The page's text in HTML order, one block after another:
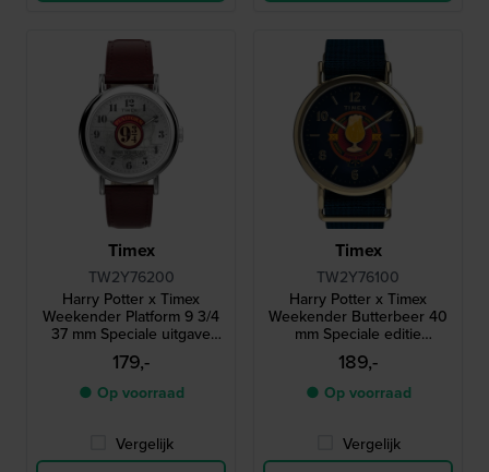
Timex
TW2Y76200
Harry Potter x Timex
Weekender Platform 9 3/4
37 mm Speciale uitgave
quartzhorloge met
wijzerplaat in Harry Potter-
thema
179,-
● Op voorraad
Vergelijk
Timex
TW2Y76100
Harry Potter x Timex
Weekender Butterbeer 40
mm Speciale editie
quartzhorloge met bierglas
secondewijzer
189,-
● Op voorraad
Vergelijk